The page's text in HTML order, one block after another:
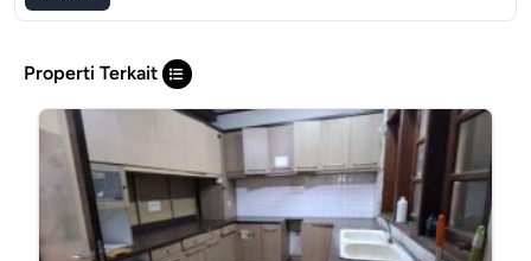
Properti Terkait